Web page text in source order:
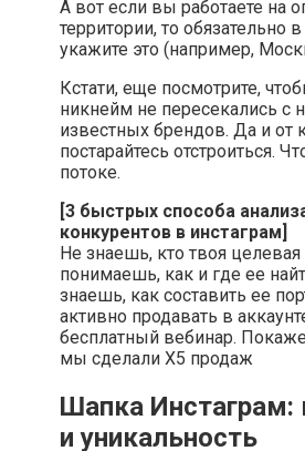
А вот если вы работаете на
территории, то обязательно
укажите это (например,
Кстати, еще посмотрите,
никнейм не пересекались с
известных брендов. Да и от
постарайтесь отстроиться.
потоке.
[3 быстрых способа
конкурентов в инстаграм]
Не знаешь, кто твоя целевая
понимаешь, как и где ее
знаешь, как составить ее
активно продавать в
бесплатный вебинар.
мы сделали X5 продаж
Шапка Инстаграм:
и уникальность